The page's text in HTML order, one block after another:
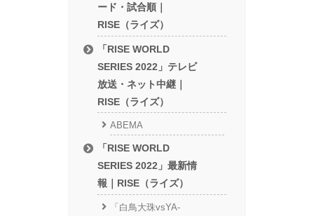
ード・試合順｜
RISE（ライズ）
「RISE WORLD
SERIES 2022」テレビ
放送・ネット中継｜
RISE（ライズ）
ABEMA
「RISE WORLD
SERIES 2022」最新情
報｜RISE（ライズ）
「白鳥大珠vsYA-